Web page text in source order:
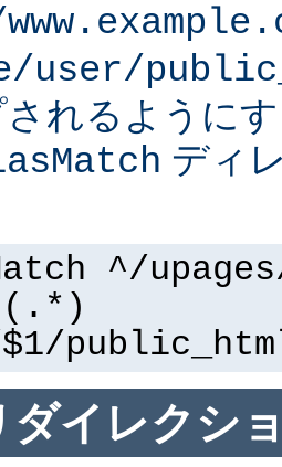
user/
れるように
ディ
^/
$1/
ダイレクシ